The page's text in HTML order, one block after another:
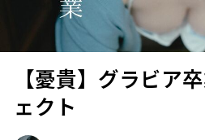
【憂貴】グラビア
ェクト